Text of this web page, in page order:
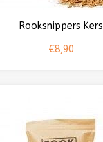
Rooksnippers Kers
€8,90